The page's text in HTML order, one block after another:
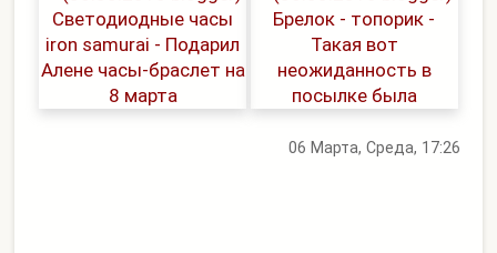
06 Марта, Среда, 17:26